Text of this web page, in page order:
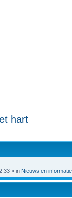
hart
» in Nieuws en informatie